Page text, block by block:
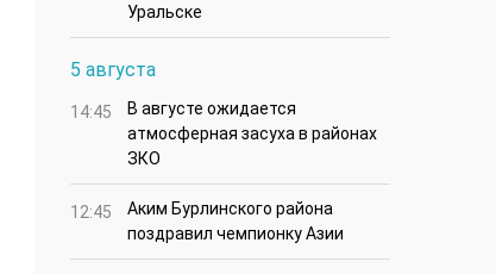
Уральске
5 августа
14:45
В августе ожидается
атмосферная засуха в районах
ЗКО
12:45
Аким Бурлинского района
поздравил чемпионку Азии